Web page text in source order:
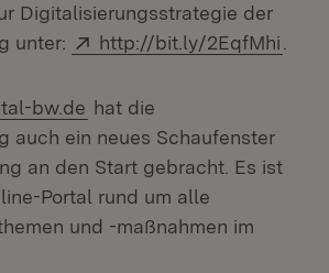
Digitalisierungsstrategie der
unter:
Extern:
http://bit.ly/2EqfMhi
bw.de hat die
auch ein neues Schaufenster
an den Start gebracht. Es ist
Portal rund um alle
und -maßnahmen im